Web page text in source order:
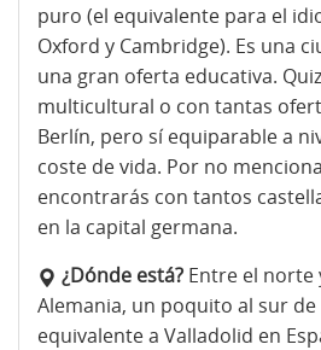
puro (el equivalente para el
Oxford y Cambridge). Es una
una gran oferta educativa.
multicultural o con tantas
Berlín, pero sí equiparable a
coste de vida. Por no
encontrarás con tantos
en la capital germana.
¿Dónde está? Entre el norte
Alemania, un poquito al sur de
equivalente a Valladolid en